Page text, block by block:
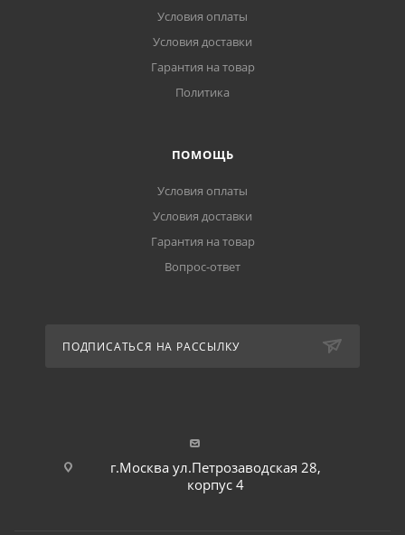
Условия оплаты
Условия доставки
Гарантия на товар
Политика
ПОМОЩЬ
Условия оплаты
Условия доставки
Гарантия на товар
Вопрос-ответ
ПОДПИСАТЬСЯ НА РАССЫЛКУ
г.Москва ул.Петрозаводская 28,
корпус 4